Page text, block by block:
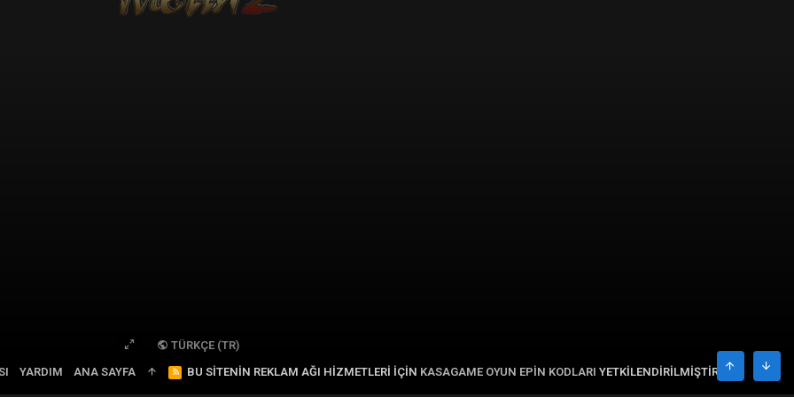
TÜRKÇE (TR)
YARDIM ANA SAYFA
R
S
BU SITENIN REKLAM AĞI HIZMETLERI IÇIN KASAGAME OYUN EPIN KODLARI YETKILENDIRILMIŞTIR. ÜST ALT